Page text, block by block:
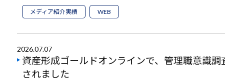
メディア紹介実績 WEB
2026.07.07
資産形成ゴールドオンラインで、管理職意識
されました